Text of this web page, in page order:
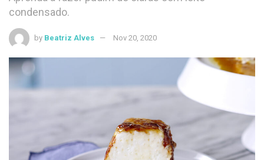
condensado.
by Beatriz Alves Nov 20, 2020